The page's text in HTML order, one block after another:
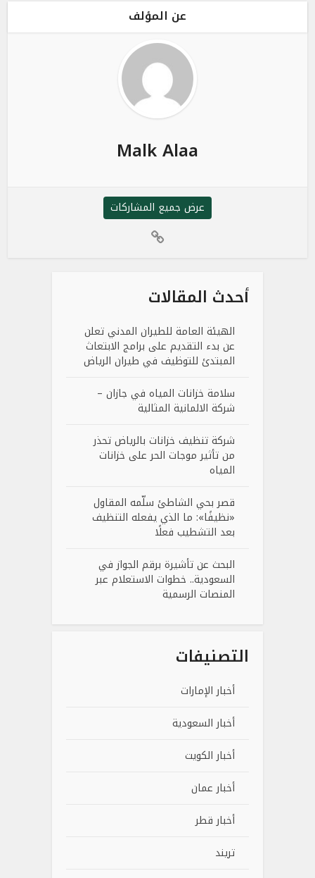
عن المؤلف
Malk Alaa
عرض جميع المشاركات
أحدث المقالات
الهيئة العامة للطيران المدني تعلن
عن بدء التقديم على برامج الابتعاث
المبتدئ للتوظيف في طيران الرياض
سلامة خزانات المياه في جازان –
شركة الالمانية المثالية
شركة تنظيف خزانات بالرياض تحذر
من تأثير موجات الحر على خزانات
المياه
قصر بحي الشاطئ سلّمه المقاول
«نظيفًا»: ما الذي يفعله التنظيف
بعد التشطيب فعلًا
البحث عن تأشيرة برقم الجواز في
السعودية.. خطوات الاستعلام عبر
المنصات الرسمية
التصنيفات
أخبار الإمارات
أخبار السعودية
أخبار الكويت
أخبار عمان
أخبار قطر
تريند